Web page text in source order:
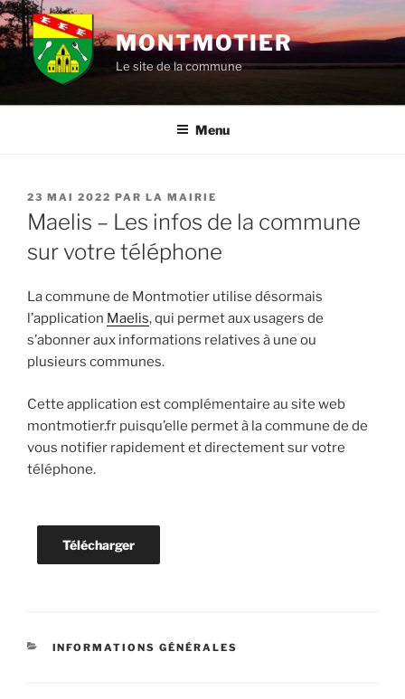
Aller
au
contenu
principal
MONTMOTIER
Le site de la commune
Menu
PUBLIÉ
LE
23 MAI 2022 PAR LA MAIRIE
Maelis – Les infos de la commune
sur votre téléphone
La commune de Montmotier utilise désormais
l’application Maelis, qui permet aux usagers de
s’abonner aux informations relatives à une ou
plusieurs communes.
Cette application est complémentaire au site web
montmotier.fr puisqu’elle permet à la commune de de
vous notifier rapidement et directement sur votre
téléphone.
Télécharger
CATÉGORIES
INFORMATIONS GÉNÉRALES